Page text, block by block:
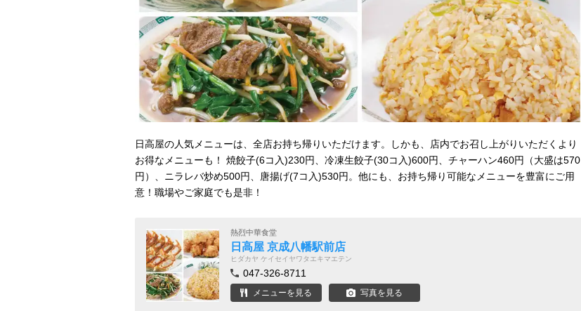
日高屋の人気メニューは、全店お持ち帰りいただけます。しかも、店内でお召し上がりいただくより
お得なメニューも！ 焼餃子(6コ入)230円、冷凍生餃子(30コ入)600円、チャーハン460円（大盛は570
円）、ニラレバ炒め500円、唐揚げ(7コ入)530円。他にも、お持ち帰り可能なメニューを豊富にご用
意！職場やご家庭でも是非！
熱烈中華食堂
日高屋 京成八幡駅前店
ヒダカヤ ケイセイヤワタエキマエテン
047-326-8711
メニューを見る 写真を見る